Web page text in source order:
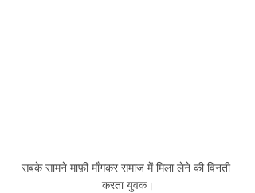
सबके सामने माफ़ी माँगकर समाज में मिला लेने की विनती
करता युवक।